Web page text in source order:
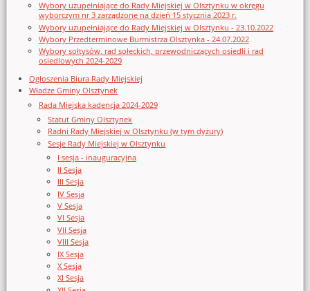
Wybory uzupełniające do Rady Miejskiej w Olsztynku w okręgu
wyborczym nr 3 zarządzone na dzień 15 stycznia 2023 r.
Wybory uzupełniające do Rady Miejskiej w Olsztynku - 23.10.2022
Wybory Przedterminowe Burmistrza Olsztynka - 24.07.2022
Wybory sołtysów, rad sołeckich, przewodniczących osiedli i rad
osiedlowych 2024-2029
Ogłoszenia Biura Rady Miejskiej
Władze Gminy Olsztynek
Rada Miejska kadencja 2024-2029
Statut Gminy Olsztynek
Radni Rady Miejskiej w Olsztynku (w tym dyżury)
Sesje Rady Miejskiej w Olsztynku
I sesja - inauguracyjna
II Sesja
III Sesja
IV Sesja
V Sesja
VI Sesja
VII Sesja
VIII Sesja
IX Sesja
X Sesja
XI Sesja